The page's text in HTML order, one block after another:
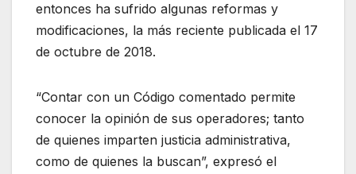
entonces ha sufrido algunas reformas y
modificaciones, la más reciente publicada el 17
de octubre de 2018.
“Contar con un Código comentado permite
conocer la opinión de sus operadores; tanto
de quienes imparten justicia administrativa,
como de quienes la buscan”, expresó el